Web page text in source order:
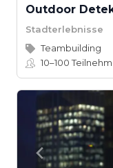
Outdoor
Stadterlebnisse
Teambuilding
10–100